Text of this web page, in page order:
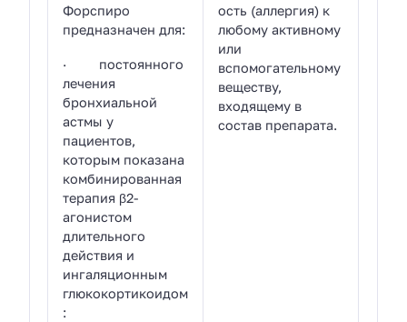
Форспиро
предназначен для:
· постоянного
лечения
бронхиальной
астмы у
пациентов,
которым показана
комбинированная
терапия β2-
агонистом
длительного
действия и
ингаляционным
глюкокортикоидом
:
ость (аллергия) к
любому активному
или
вспомогательному
веществу,
входящему в
состав препарата.